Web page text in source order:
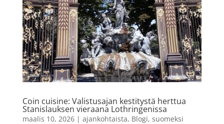
Coin cuisine: Valistusajan kestitystä herttua
Stanislauksen vieraana Lothringenissa
maalis 10, 2026| ajankohtaista, Blogi, suomeksi